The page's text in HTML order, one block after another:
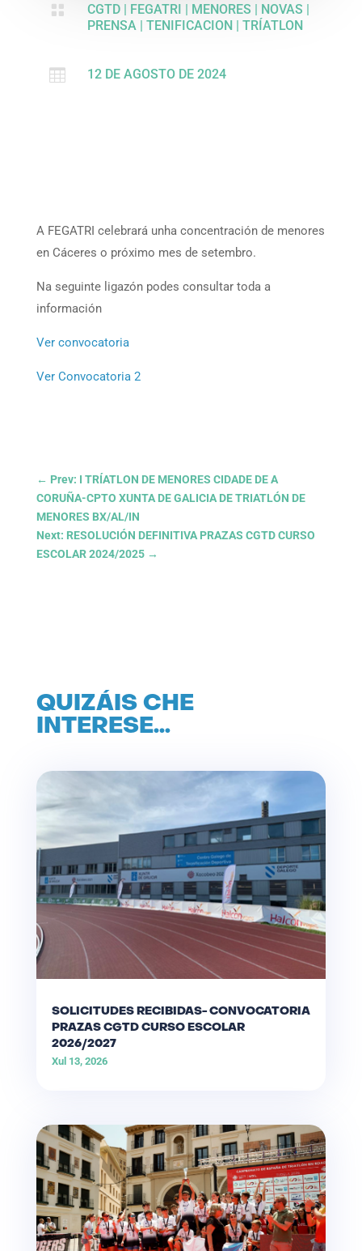
 CGTD| FEGATRI | MENORES | NOVAS |
PRENSA | TENIFICACION| TRÍATLON
 12 DE AGOSTO DE 2024
A FEGATRI celebrará unha concentración de menores
en Cáceres o próximo mes de setembro.
Na seguinte ligazón podes consultar toda a
información
Ver convocatoria
Ver Convocatoria 2
← Prev: I TRÍATLON DE MENORES CIDADE DE A
CORUÑA-CPTO XUNTA DE GALICIA DE TRIATLÓN DE
MENORES BX/AL/IN
Next: RESOLUCIÓN DEFINITIVA PRAZAS CGTD CURSO
ESCOLAR 2024/2025→
QUIZÁIS CHE
INTERESE…
SOLICITUDES RECIBIDAS- CONVOCATORIA
PRAZAS CGTD CURSO ESCOLAR
2026/2027
Xul 13, 2026